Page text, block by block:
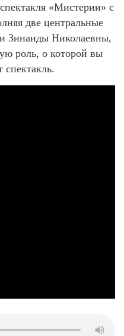
«Мистерии» с
две центральные
Зинаиды Николаевны,
роль, о которой вы
спектакль.